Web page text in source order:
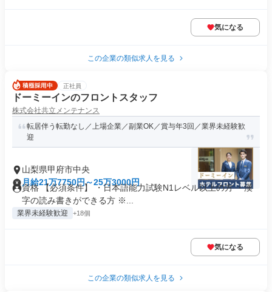
気になる
この企業の類似求人を見る
正社員
ドーミーインのフロントスタッフ
株式会社共立メンテナンス
転居伴う転勤なし／上場企業／副業OK／賞与年3回／業界未経験歓
迎
山梨県甲府市中央
月給21万7750円～25万3000円
資格 【必須条件】 ・日本語能力試験N1レベル以上の方 ・漢
字の読み書きができる方 ※...
業界未経験歓迎 +18個
気になる
この企業の類似求人を見る